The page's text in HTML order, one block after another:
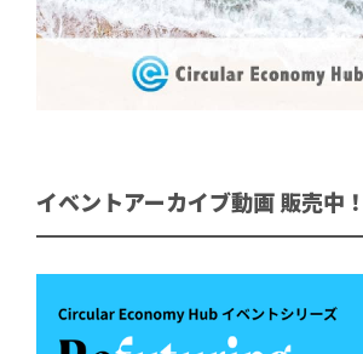
イベントアーカイブ動画 販売中！